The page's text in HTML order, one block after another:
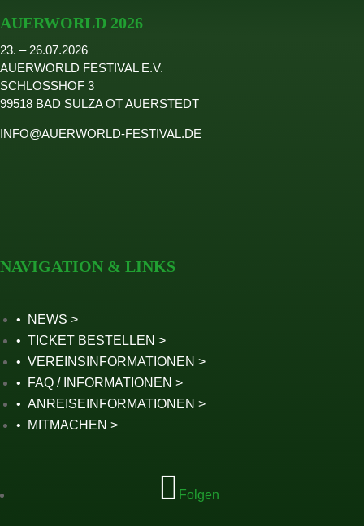
AUERWORLD 2026
23. – 26.07.2026
AUERWORLD FESTIVAL E.V.
SCHLOSSHOF 3
99518 BAD SULZA OT AUERSTEDT
INFO@AUERWORLD-FESTIVAL.DE
NAVIGATION & LINKS
NEWS
TICKET BESTELLEN
VEREINSINFORMATIONEN
FAQ / INFORMATIONEN
ANREISEINFORMATIONEN
MITMACHEN
Folgen